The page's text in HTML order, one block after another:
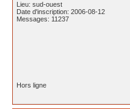
Lieu: sud-ouest
Date d'inscription: 2006-08-12
Messages: 11237
Hors ligne